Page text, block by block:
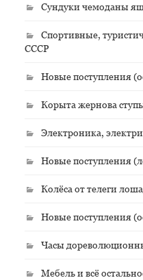
Сундуки чемоданы
Спортивные,
СССР
Новые поступления
Корыта жернова
Электроника,
Новые поступления
Колёса от телеги
Новые поступления
Часы
Мебель и всё